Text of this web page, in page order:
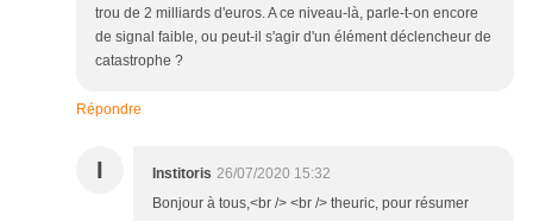
trou de 2 milliards d'euros. A ce niveau-là, parle-t-on encore
de signal faible, ou peut-il s'agir d'un élément déclencheur de
catastrophe ?
Répondre
I Institoris 26/07/2020 15:32
Bonjour à tous,<br /> <br /> theuric, pour résumer